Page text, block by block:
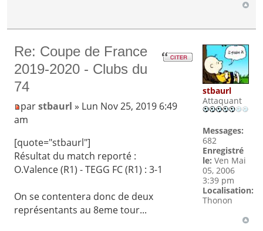
Re: Coupe de France
2019-2020 - Clubs du
74
parstbaurl » Lun Nov 25, 2019 6:49
am
[quote="stbaurl"]
Résultat du match reporté :
O.Valence (R1) - TEGG FC (R1) : 3-1
On se contentera donc de deux
représentants au 8eme tour...
stbaurl
Attaquant
Messages:
682
Enregistré
le: Ven Mai
05, 2006
3:39 pm
Localisation:
Thonon